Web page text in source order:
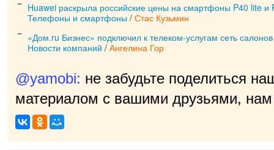
Huawei раскрыла российские цены на смартфоны P40 lite и
Телефоны и смартфоны / Стас Кузьмин
«Дом.ru Бизнес» подключил к телеком-услугам сеть
Новости компаний / Ангелина Гор
@yamobi: не забудьте поделиться
материалом с вашими друзьями, нам
приятно!